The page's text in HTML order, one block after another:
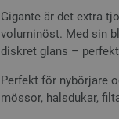
Gigante är det extra
voluminöst. Med sin
diskret glans –
Perfekt för nybörjare
mössor, halsdukar,